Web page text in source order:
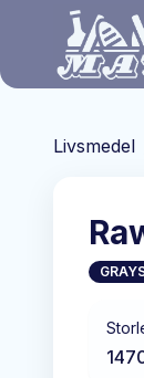
Hoppa till
Livsmedel